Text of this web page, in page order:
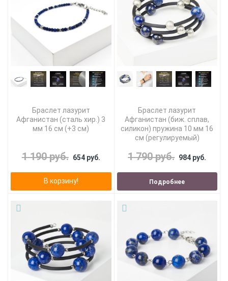
Браслет лазурит
Афганистан (сталь хир.) 3
мм 16 см (+3 см)
1 190 руб. 654 руб.
В корзину!
Браслет лазурит
Афганистан (биж. сплав,
силикон) пружина 10 мм 16
см (регулируемый)
1 790 руб. 984 руб.
Подробнее